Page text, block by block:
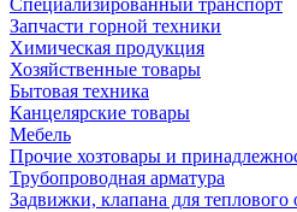
Специализированный транспорт
Запчасти горной техники
Химическая продукция
Хозяйственные товары
Бытовая техника
Канцелярские товары
Мебель
Прочие хозтовары и
Трубопроводная арматура
Задвижки, клапана для теплового